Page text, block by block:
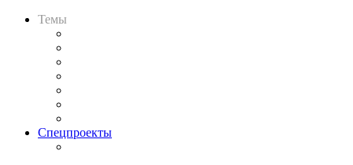
Темы
Спецпроекты